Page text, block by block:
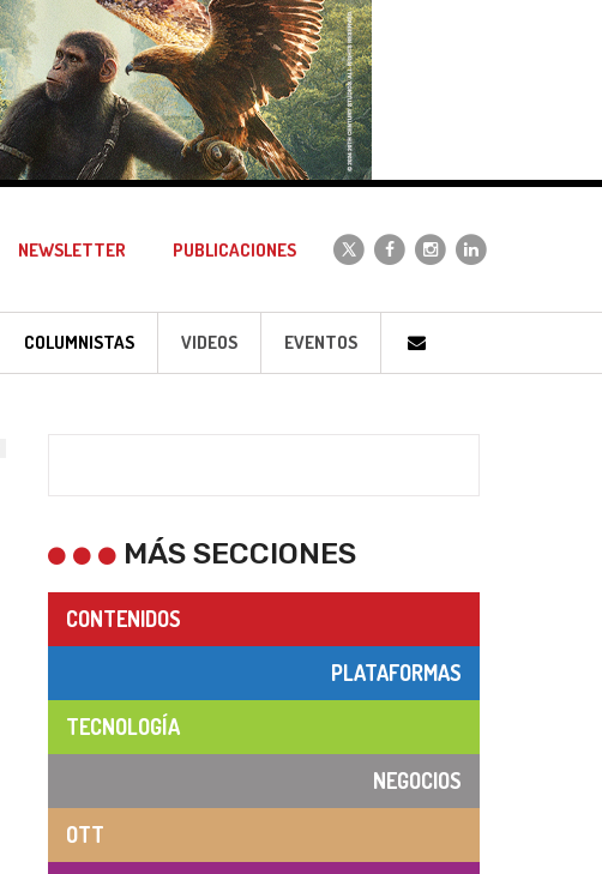
NEWSLETTER PUBLICACIONES
COLUMNISTAS VIDEOS EVENTOS
MÁS SECCIONES
CONTENIDOS
PLATAFORMAS
TECNOLOGÍA
NEGOCIOS
OTT